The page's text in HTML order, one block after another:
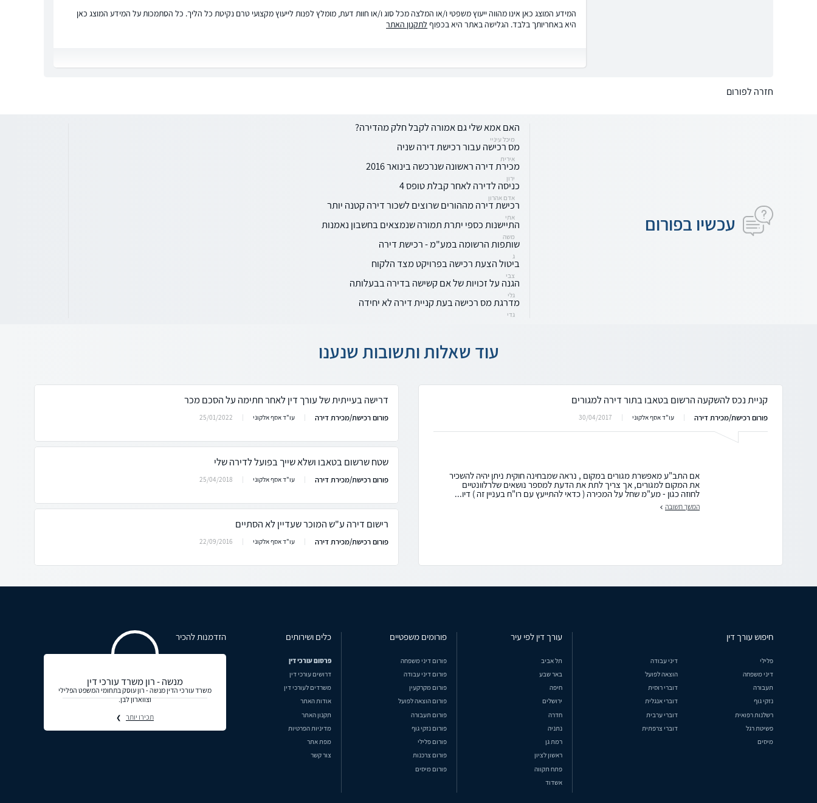
המידע המוצג כאן אינו מהווה ייעוץ משפטי ו/או המלצה מכל סוג ו/או חוות דעת, מומלץ לפנות לייעוץ מקצועי טרם נקיטת כל הליך. כל הסתמכות על המידע המוצג כאן
היא באחריותך בלבד. הגלישה באתר היא בכפוף לתקנון האתר
חזרה לפורום
עכשיו בפורום
האם אמא שלי גם אמורה לקבל חלק מהדירה?
מיכל עיניי
מס רכישה עבור רכישת דירה שניה
אירית
מכירת דירה ראשונה שנרכשה בינואר 2016
ירון
כניסה לדירה לאחר קבלת טופס 4
אדם אהרון
רכישת דירה מההורים שרוצים לשכור דירה קטנה יותר
אתי
התיישנות כספי יתרת תמורה שנמצאים בחשבון נאמנות
משה
שותפות הרשומה במע"מ - רכישת דירה
ג
ביטול הצעת רכישה בפרויקט מצד הלקוח
צבי
הגנה על זכויות של אם קשישה בדירה בבעלותה
גלי
מדרגת מס רכישה בעת קניית דירה לא יחידה
גדי
עוד שאלות ותשובות שנענו
קניית נכס להשקעה הרשום בטאבו בתור דירה למגורים
פורום רכישת/מכירת דירה עו"ד אסף אלקוני 30/04/2017
אם התב"ע מאפשרת מגורים במקום , נראה שמבחינה חוקית ניתן יהיה להשכיר
את המקום למגורים, אך צריך לתת את הדעת למספר נושאים שלרלוונטיים
לחוזה כגון - מע"מ שחל על המכירה ( כדאי להתייעץ עם רו"ח בעניין זה ) דיו...
המשך תשובה
דרישה בעייתית של עורך דין לאחר חתימה על הסכם מכר
פורום רכישת/מכירת דירה עו"ד אסף אלקוני 25/01/2022
שטח שרשום בטאבו ושלא שייך בפועל לדירה שלי
פורום רכישת/מכירת דירה עו"ד אסף אלקוני 25/04/2018
רישום דירה ע"ש המוכר שעדיין לא הסתיים
פורום רכישת/מכירת דירה עו"ד אסף אלקוני 22/09/2016
חיפוש עורך דין
פלילי
דיני עבודה
דיני משפחה
הוצאה לפועל
תעבורה
דוברי רוסית
נזקי גוף
דוברי אנגלית
רשלנות רפואית
דוברי ערבית
פשיטת רגל
דוברי צרפתית
מיסים
עורך דין לפי עיר
תל אביב
באר שבע
חיפה
ירושלים
חדרה
נתניה
רמת גן
ראשון לציון
פתח תקווה
אשדוד
פורומים משפטיים
פורום דיני משפחה
פורום דיני עבודה
פורום מקרקעין
פורום הוצאה לפועל
פורום תעבורה
פורום נזקי גוף
פורום פלילי
פורום צרכנות
פורום מיסים
כלים ושירותים
פרסום עורכי דין
דרושים עורכי דין
משרדים לעורכי דין
אודות האתר
תקנון האתר
מדיניות הפרטיות
מפת אתר
צור קשר
הזדמנות להכיר
מנשה - רון משרד עורכי דין
משרד עורכי הדין מנשה - רון עוסק בתחומי המשפט הפלילי
וצווארון לבן.
תכירו יותר